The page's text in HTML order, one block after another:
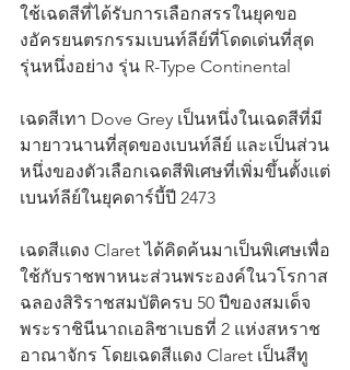
ใช้เฉดสีที่ได้รับการเลือกสรรในยุคขอ
งอัครยนตรกรรมเบนท์ลีย์ที่โดดเด่นที่สุด
รุ่นหนึ่งอย่าง รุ่น R-Type Continental
เฉดสีเทา Dove Grey เป็นหนึ่งในเฉดสีที่มี
มายาวนานที่สุดของเบนท์ลีย์ และเป็นส่วน
หนึ่งของตัวเลือกเฉดสีพิเศษที่เพิ่มขึ้นตั้งแต่
เบนท์ลีย์ในยุคดาร์บี้ปี 2473
เฉดสีแดง Claret ได้คิดค้นมาเป็นพิเศษเพื่อ
ใช้กับราชพาหนะส่วนพระองค์ในวโรกาส
ฉลองสิริราชสมบัติครบ 50 ปีของสมเด็จ
พระราชินีนาถเอลิซาเบธที่ 2 แห่งสหราช
อาณาจักร โดยเฉดสีแดง Claret เป็นสีทู